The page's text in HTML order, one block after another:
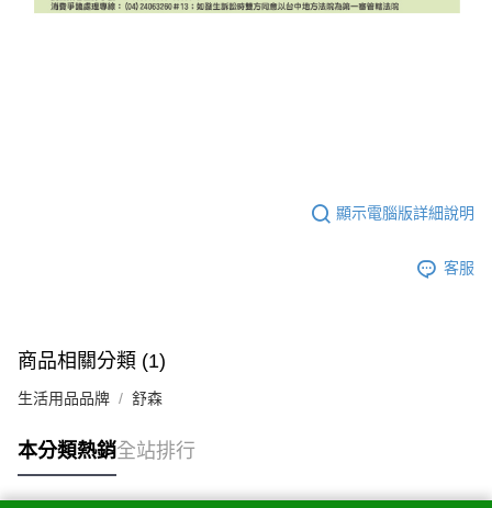
顯示電腦版詳細說明
客服
商品相關分類 (1)
生活用品品牌 舒森
本分類熱銷全站排行